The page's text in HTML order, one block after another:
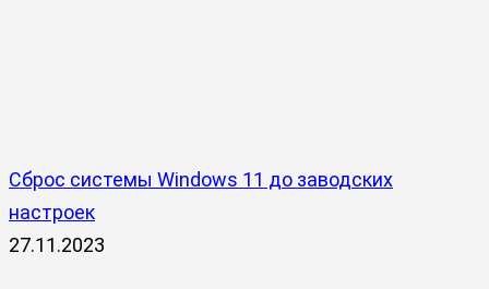
Сброс системы Windows 11 до заводских
настроек
27.11.2023